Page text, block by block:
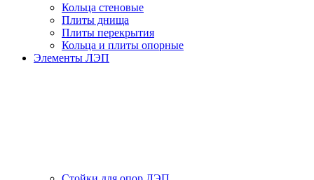
Кольца стеновые
Плиты днища
Плиты перекрытия
Кольца и плиты опорные
Элементы ЛЭП